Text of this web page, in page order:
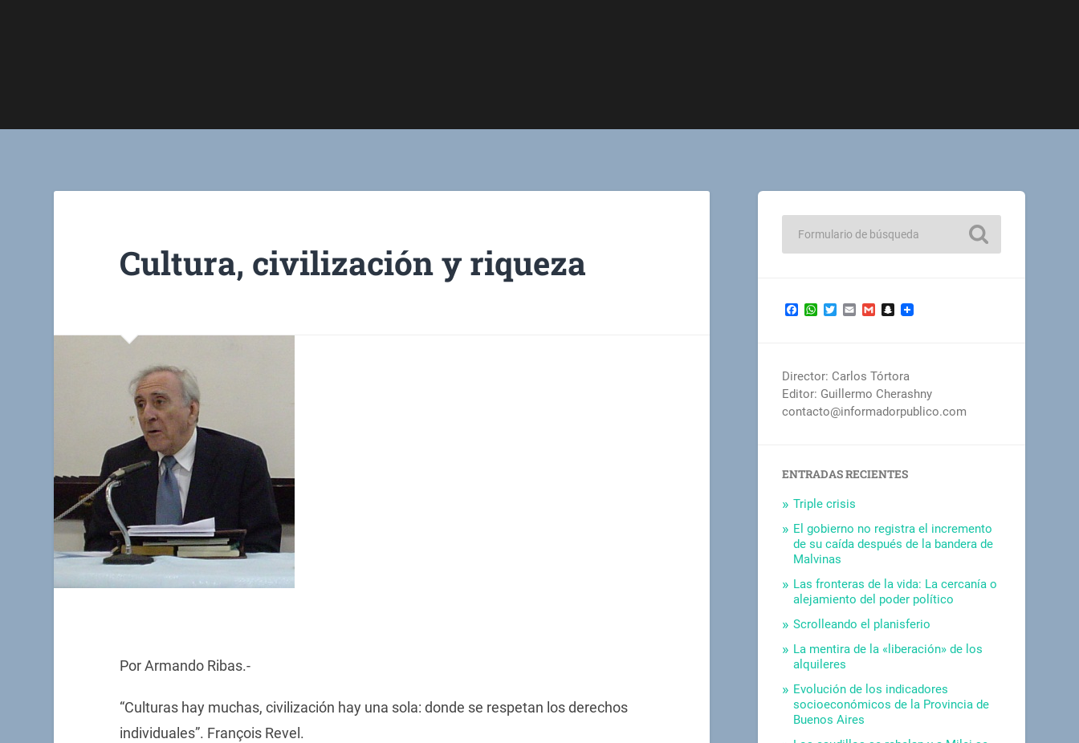
Cultura, civilización y riqueza
Por Armando Ribas.-
“Culturas hay muchas, civilización hay una sola: donde se respetan los derechos
individuales”. François Revel.
Facebook
WhatsApp
TwitterEmailGmailSnapchat
Director: Carlos Tórtora
Editor: Guillermo Cherashny
contacto@informadorpublico.com
ENTRADAS RECIENTES
Triple crisis
El gobierno no registra el incremento
de su caída después de la bandera de
Malvinas
Las fronteras de la vida: La cercanía o
alejamiento del poder político
Scrolleando el planisferio
La mentira de la «liberación» de los
alquileres
Evolución de los indicadores
socioeconómicos de la Provincia de
Buenos Aires